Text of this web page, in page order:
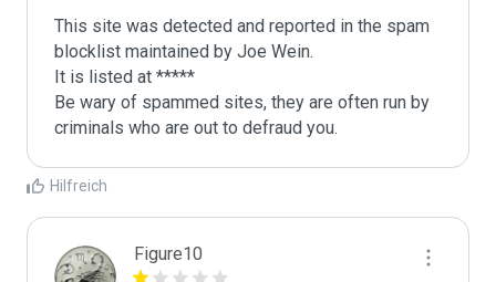
This site was detected and reported in the spam
blocklist maintained by Joe Wein.
It is listed at *****
Be wary of spammed sites, they are often run by
criminals who are out to defraud you.
Hilfreich
Figure10